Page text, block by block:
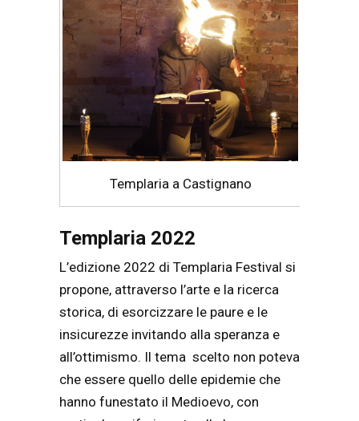
Templaria a Castignano
Templaria 2022
L’edizione 2022 di Templaria Festival si
propone, attraverso l’arte e la ricerca
storica, di esorcizzare le paure e le
insicurezze invitando alla speranza e
all’ottimismo. Il tema scelto non poteva
che essere quello delle epidemie che
hanno funestato il Medioevo, con